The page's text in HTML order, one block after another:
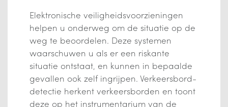
Elektronische veiligheidsvoorzieningen
helpen u onderweg om de situatie op de
weg te beoordelen. Deze systemen
waarschuwen u als er een riskante
situatie ontstaat, en kunnen in bepaalde
gevallen ook zelf ingrijpen. Verkeersbord-
detectie herkent verkeersborden en toont
deze op het instrumentarium van de